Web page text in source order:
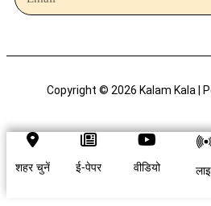
Copyright © 2026 Kalam Kala |
शहर चुनें ई-पेपर वीडियो